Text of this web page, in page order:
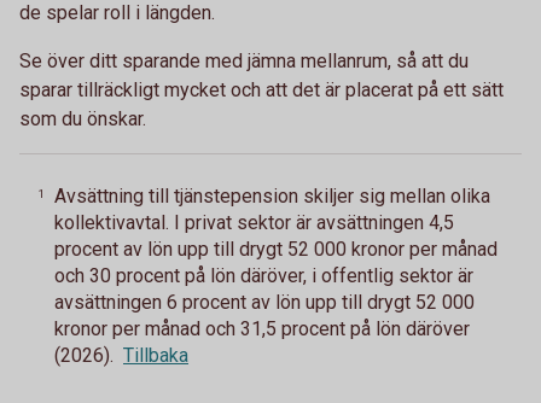
de spelar roll i längden.
Se över ditt sparande med jämna mellanrum, så att du
sparar tillräckligt mycket och att det är placerat på ett sätt
som du önskar.
1
Avsättning till tjänstepension skiljer sig mellan olika
kollektivavtal. I privat sektor är avsättningen 4,5
procent av lön upp till drygt 52 000 kronor per månad
och 30 procent på lön däröver, i offentlig sektor är
avsättningen 6 procent av lön upp till drygt 52 000
kronor per månad och 31,5 procent på lön däröver
(2026). Tillbaka